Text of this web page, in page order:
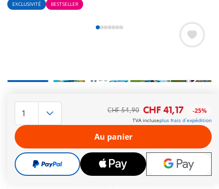
EXCLUSIVITÉ BESTSELLER
+2
Le délai de livraison est actuellement de 3 à 6 jours
ouvrable
Livraison gratuite à partir de CHF 99
CHF 54,90 CHF 41,17
TVA incluseplus frais d´expédition
CHF 54,90 CHF 41,17 -25%
TVA incluseplus frais d´expédition
Au panier